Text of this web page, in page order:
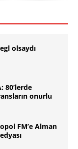
olsaydı
80’lerde
onurlu
FM’e Alman